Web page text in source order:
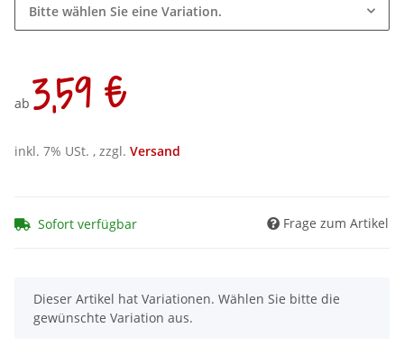
Bitte wählen Sie eine Variation.
ab 3,59 €
inkl. 7% USt. , zzgl. Versand
Sofort verfügbar Frage zum Artikel
x
Dieser Artikel hat Variationen. Wählen Sie bitte die
gewünschte Variation aus.